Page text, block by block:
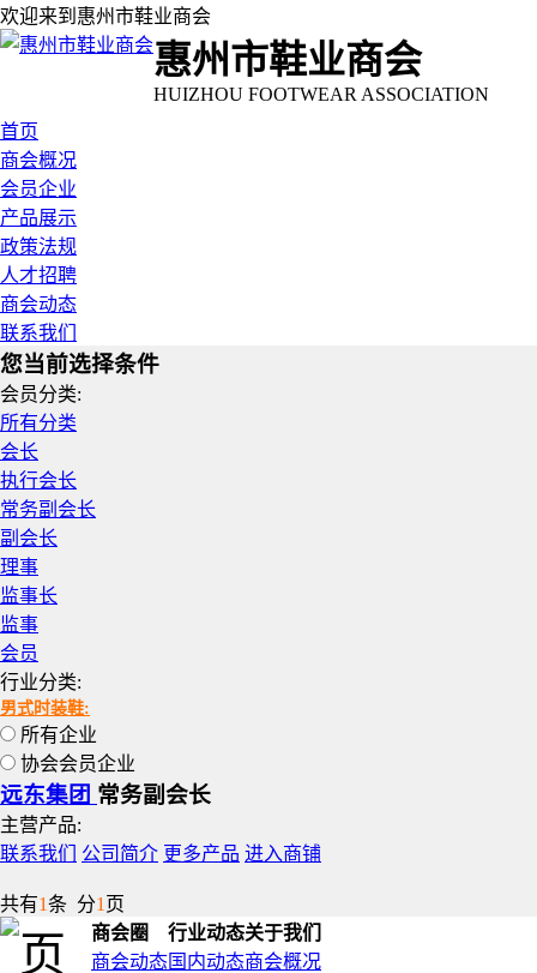
欢迎来到惠州市鞋业商会
惠州市鞋业商会
HUIZHOU FOOTWEAR ASSOCIATION
首页
商会概况
会员企业
产品展示
政策法规
人才招聘
商会动态
联系我们
您当前选择条件
会员分类:
所有分类
会长
执行会长
常务副会长
副会长
理事
监事长
监事
会员
行业分类:
男式时装鞋:
所有企业
协会会员企业
远东集团 常务副会长
主营产品:
联系我们
公司简介 更多产品 进入商铺
共有1条 分1 页
商会圈
商会动态
行业动态
国内动态
关于我们
商会概况